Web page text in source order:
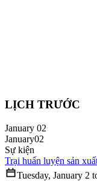
LỊCH TRƯỚC
January 02
January02
Sự kiện
Trại huấn luyện sản
Tuesday, January 2